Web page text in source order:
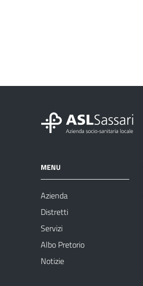
MENU
Azienda
Distretti
Servizi
Albo Pretorio
Notizie